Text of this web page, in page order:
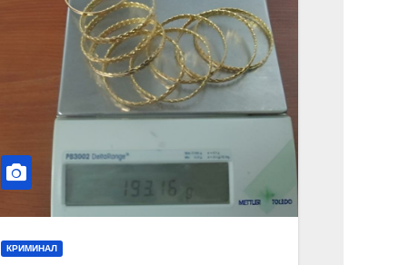
КРИМИНАЛ